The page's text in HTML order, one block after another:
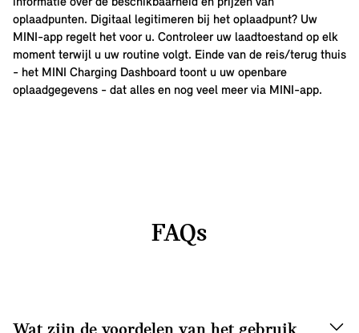
oplaadpunten. Digitaal legitimeren bij het oplaadpunt? Uw
MINI-app regelt het voor u. Controleer uw laadtoestand op elk
moment terwijl u uw routine volgt. Einde van de reis/terug thuis
- het MINI Charging Dashboard toont u uw openbare
oplaadgegevens - dat alles en nog veel meer via MINI-app.
FAQs